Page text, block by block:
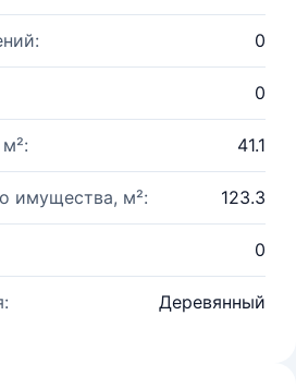
0
0
41.1
имущества, м²: 123.3
0
Деревянный